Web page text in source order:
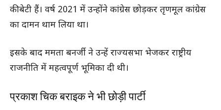
की बेटी हैं। वर्ष 2021 में उन्होंने कांग्रेस छोड़कर तृणमूल कांग्रेस
का दामन थाम लिया था।
इसके बाद ममता बनर्जी ने उन्हें राज्यसभा भेजकर राष्ट्रीय
राजनीति में महत्वपूर्ण भूमिका दी थी।
प्रकाश चिक बराइक ने भी छोड़ी पार्टी